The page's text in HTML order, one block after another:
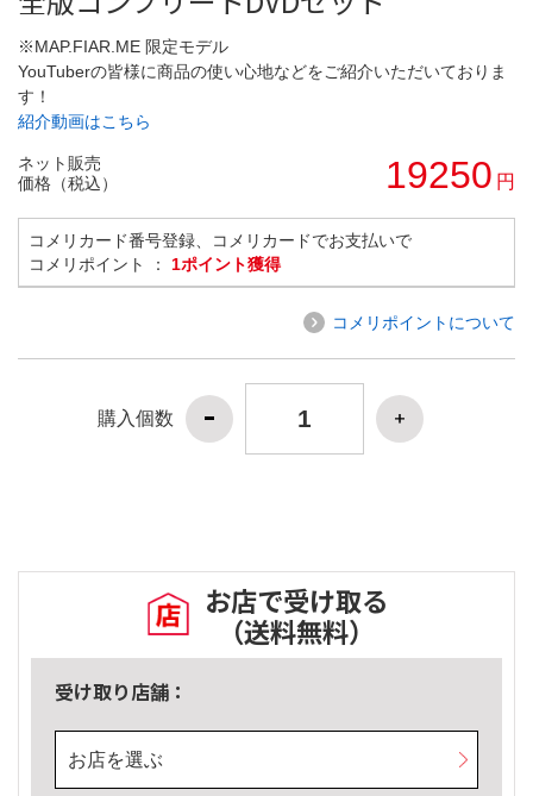
※MAP.FIAR.ME 限定モデル
YouTuberの皆様に商品の使い心地などをご紹介いただいておりま
す！
紹介動画はこちら
ネット販売
価格（税込）
19250 円
コメリカード番号登録、コメリカードでお支払いで
コメリポイント ： 1ポイント獲得
コメリポイントについて
購入個数
お店で受け取る
（送料無料）
受け取り店舗：
お店を選ぶ